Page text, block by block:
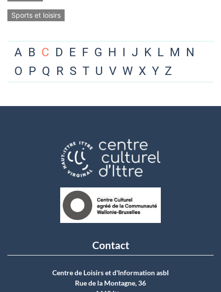
Sports et loisirs
A B C D E F G H I J K L M N
O P Q R S T U V W X Y Z
Contact
Centre de Loisirs et d'Information asbI
Rue de la Montagne, 36